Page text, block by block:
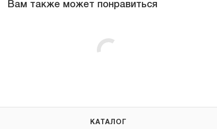
Вам также может понравиться
КАТАЛОГ